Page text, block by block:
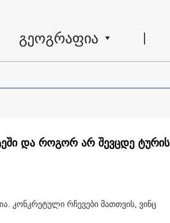
გეოგრაფია
და როგორ არ შევცდე ტურის
კონკრეტული რჩევები მათთვის, ვინც